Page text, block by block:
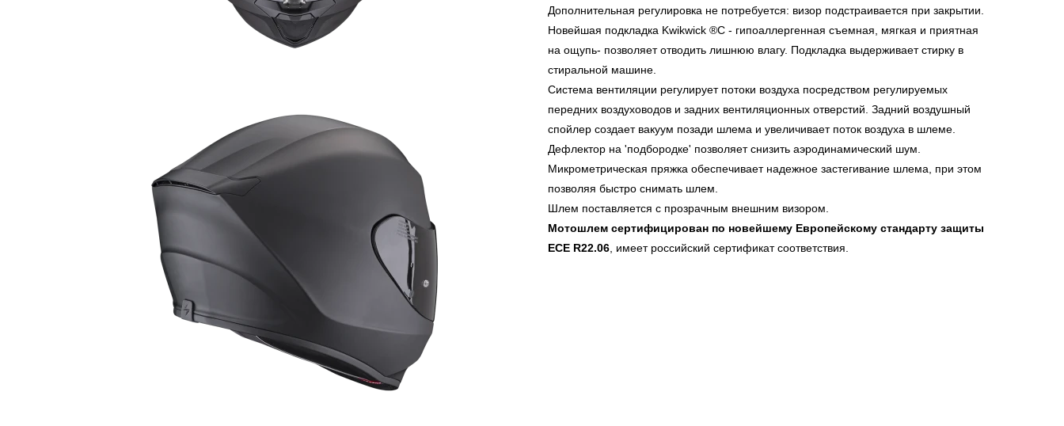
Дополнительная регулировка не потребуется: визор подстраивается при закрытии.
Новейшая подкладка Kwikwick ®C - гипоаллергенная съемная, мягкая и приятная
на ощупь- позволяет отводить лишнюю влагу. Подкладка выдерживает стирку в
стиральной машине.
Система вентиляции регулирует потоки воздуха посредством регулируемых
передних воздуховодов и задних вентиляционных отверстий. Задний воздушный
спойлер создает вакуум позади шлема и увеличивает поток воздуха в шлеме.
Дефлектор на 'подбородке' позволяет снизить аэродинамический шум.
Микрометрическая пряжка обеспечивает надежное застегивание шлема, при этом
позволяя быстро снимать шлем.
Шлем поставляется с прозрачным внешним визором.
Мотошлем сертифицирован по новейшему Европейскому стандарту защиты
ECE R22.06 , имеет российский сертификат соответствия.